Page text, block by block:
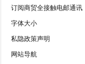
订阅商贸全接触电邮通讯
字体大小
私隐政策声明
网站导航